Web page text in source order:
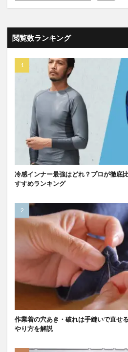
閲覧数ランキング
冷感インナー最強はどれ？プロが徹底
すすめランキング
作業着の穴あき・破れは手縫いで直せ
やり方を解説